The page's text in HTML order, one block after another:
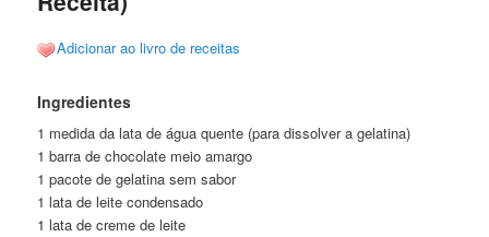
Adicionar ao livro de receitas
Ingredientes
1 medida da lata de água quente (para dissolver a gelatina)
1 barra de chocolate meio amargo
1 pacote de gelatina sem sabor
1 lata de leite condensado
1 lata de creme de leite